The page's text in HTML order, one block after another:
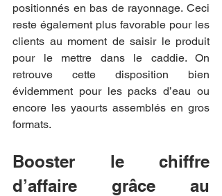
positionnés en bas de rayonnage. Ceci
reste également plus favorable pour les
clients au moment de saisir le produit
pour le mettre dans le caddie. On
retrouve cette disposition bien
évidemment pour les packs d’eau ou
encore les yaourts assemblés en gros
formats.
Booster le chiffre
d’affaire grâce au